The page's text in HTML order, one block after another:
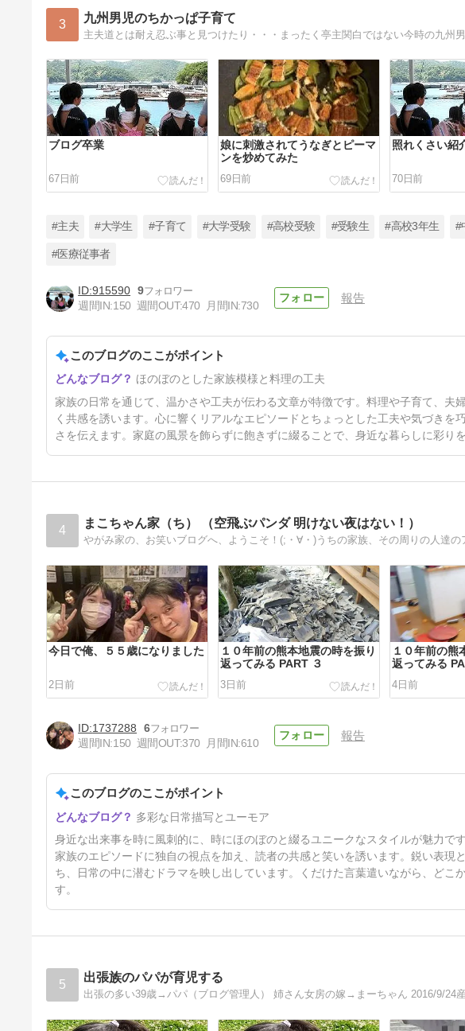
3 九州男児のちかっぱ子育て
主夫道とは耐え忍ぶ事と見つけたり・・・まったく亭主関白ではない今時の九州
ブログ卒業
67日前
娘に刺激されてうなぎとピーマ
ンを炒めてみた
69日前
照れくさい紹
70日前
料理のレパートリーが増え続け
る大１娘
#主夫 #大学生 #子育て #大学受験 #高校受験 #受験生 #高校3年生 #
#医療従事者
915590 9
週間IN:150 週間OUT:470 月間IN:730
報告
このブログのここがポイント
ほのぼのとした家族模様と料理の工夫
家族の日常を通じて、温かさや工夫が伝わる文章が特徴です。料理や子育て、夫
く共感を誘います。心に響くリアルなエピソードとちょっとした工夫や気づきを
さを伝えます。家庭の風景を飾らずに飽きずに綴ることで、身近な暮らしに彩り
4 まこちゃん家（ち） （空飛ぶパンダ 明けない夜はない！）
今日で俺、５５歳になりました
2日前
１０年前の熊本地震の時を振り
返ってみる PART ３
3日前
１０年前の熊
返ってみる
4日前
今回の熊本地震について
8日前
1737288
6
週間IN:150 週間OUT:370 月間IN:610
報告
このブログのここがポイント
多彩な日常描写とユーモア
身近な出来事を時に風刺的に、時にほのぼのと綴るユニークなスタイルが魅力で
家族のエピソードに独自の視点を加え、読者の共感と笑いを誘います。鋭い表現
ち、日常の中に潜むドラマを映し出しています。くだけた言葉遣いながら、どこ
す。
5 出張族のパパが育児する
出張の多い39歳→パパ（ブログ管理人） 姉さん女房の嫁→まーちゃん 2016/9/24